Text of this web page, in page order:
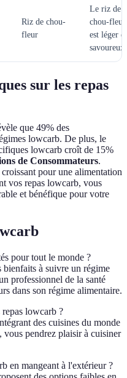
Riz de chou-
fleur
Le riz de
chou-fleur
est léger et
savoureux.
sur les repas
que 49% des
lowcarb. De plus, le
lowcarb croît de 15%
de Consommateurs.
pour une alimentation
vos repas lowcarb, vous
et bénéfique pour votre
pour tout le monde ?
à suivre un régime
professionnel de la santé
dans son régime alimentaire.
repas lowcarb ?
des cuisines du monde
vous pendrez plaisir à cuisiner
en mangeant à l'extérieur ?